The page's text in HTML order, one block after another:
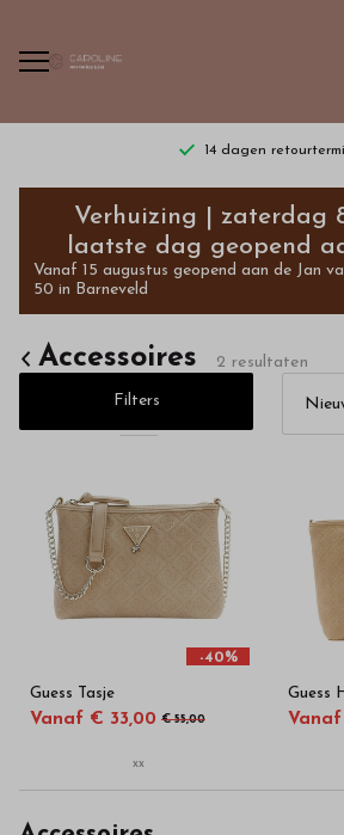
14 dagen
Accessoires
Bestel
kinderkleding
kwaliteit
onze
webshop
Verhuizing | zaterdag
laatste dag geopend
Vanaf 15 augustus geopend aan de Jan
50 in Barneveld
Accessoires 2 resultaten
Filters
-40%
Guess Tasje
Vanaf € 33,00 € 55,00
xx
Guess